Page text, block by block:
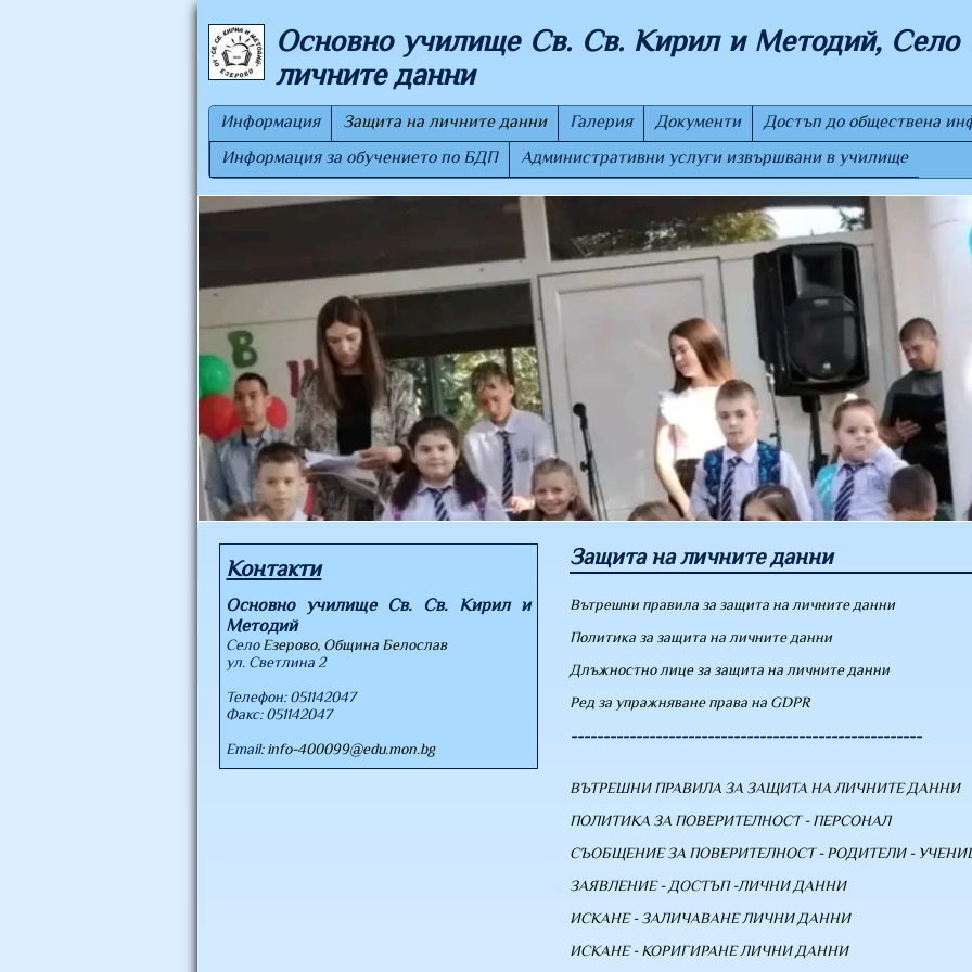
Основно училище Св. Св. Кирил и Методий, Село
личните данни
Информация Защита на личните данни Галерия Документи
Достъп до обществена
Информация за обучението по БДП
Административни услуги извършвани в училище
Контакти
Основно училище Св. Св. Кирил и
Методий
СелоЕзерово, Община Белослав
ул. Светлина 2
Телефон:051142047
Факс:051142047
Email:info-400099@edu.mon.bg
Защита на личните данни
Вътрешни правила за защита на личните данни
Политика за защита на личните данни
Длъжностно лице за защита на личните данни
Ред за упражняване права на GDPR
------------------------------------------------------
ВЪТРЕШНИ ПРАВИЛА ЗА ЗАЩИТА НА ЛИЧНИТЕ ДАННИ
ПОЛИТИКА ЗА ПОВЕРИТЕЛНОСТ - ПЕРСОНАЛ
СЪОБЩЕНИЕ ЗА ПОВЕРИТЕЛНОСТ - РОДИТЕЛИ -
ЗАЯВЛЕНИЕ - ДОСТЪП -ЛИЧНИ ДАННИ
ИСКАНЕ - ЗАЛИЧАВАНЕ ЛИЧНИ ДАННИ
ИСКАНЕ - КОРИГИРАНЕ ЛИЧНИ ДАННИ